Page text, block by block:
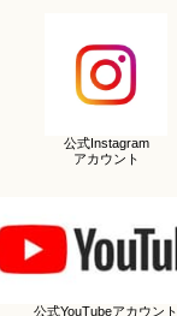
公式Instagram
アカウント
公式YouTubeアカウント